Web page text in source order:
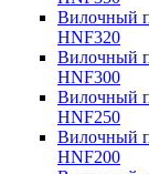
Вилочный
HNF320
Вилочный
HNF300
Вилочный
HNF250
Вилочный
HNF200